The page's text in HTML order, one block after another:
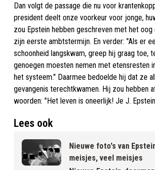
Dan volgt de passage die nu voor
president deelt onze voorkeur voor jonge,
zou Epstein hebben geschreven met het
zijn eerste ambtstermijn. En verder: "Als er
schoonheid langskwam, greep hij graag toe,
genoegen moesten nemen met etensresten
het systeem." Daarmee bedoelde hij dat ze
gevangenis terechtkwamen. Hij zou hebben
woorden: "Het leven is oneerlijk! Je J.
Lees ook
Nieuwe foto's van
meisjes, veel meisjes